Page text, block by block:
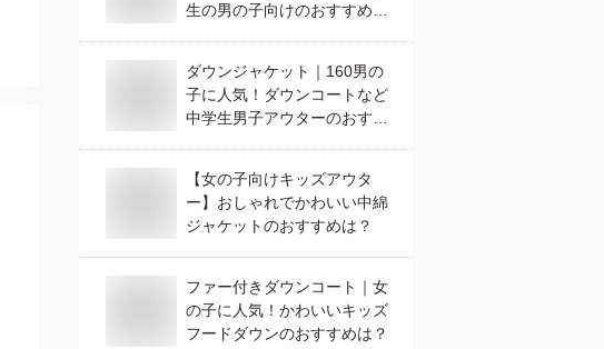
生の男の子向けのおすすめ
ダウンジャケット｜160男の
子に人気！ダウンコートなど
中学生男子アウターのおすす
【女の子向けキッズアウタ
ー】おしゃれでかわいい中綿
ジャケットのおすすめは？
ファー付きダウンコート｜女
の子に人気！かわいいキッズ
フードダウンのおすすめは？